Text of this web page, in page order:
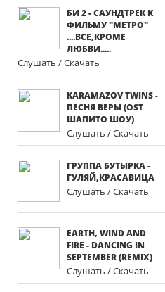
БИ 2 - САУНДТРЕК К
ФИЛЬМУ "МЕТРО"
....ВСЕ,КРОМЕ
ЛЮБВИ.....
Слушать / Скачать
KARAMAZOV TWINS -
ПЕСНЯ ВЕРЫ (OST
ШАПИТО ШОУ)
Слушать / Скачать
ГРУППА БУТЫРКА -
ГУЛЯЙ,КРАСАВИЦА
Слушать / Скачать
EARTH, WIND AND
FIRE - DANCING IN
SEPTEMBER (REMIX)
Слушать / Скачать